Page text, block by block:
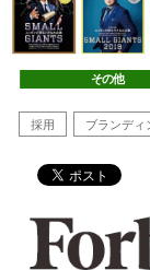
その他
採用 ブランディ